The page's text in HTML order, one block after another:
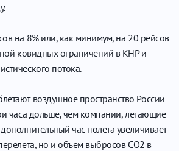
на 8% или, как минимум, на 20 рейсов
ковидных ограничений в КНР и
потока.
воздушное пространство России
часа дольше, чем компании, летающие
час полета увеличивает
но и объем выбросов СО2 в